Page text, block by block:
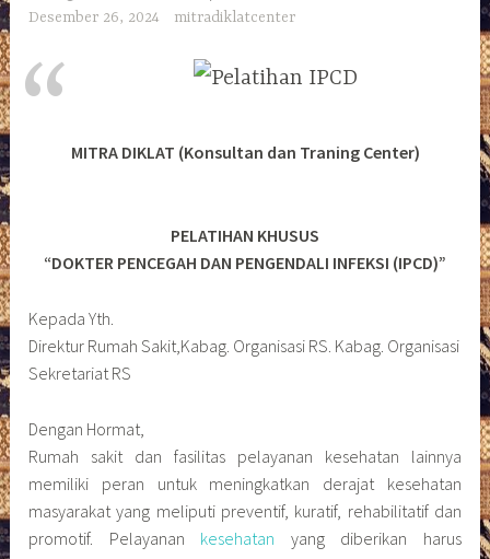
Desember 26, 2024 mitradiklatcenter
MITRA DIKLAT (Konsultan dan Traning Center)
PELATIHAN KHUSUS
“DOKTER PENCEGAH DAN PENGENDALI INFEKSI (IPCD)”
Kepada Yth.
Direktur Rumah Sakit,Kabag. Organisasi RS. Kabag. Organisasi
Sekretariat RS
Dengan Hormat,
Rumah sakit dan fasilitas pelayanan kesehatan lainnya
memiliki peran untuk meningkatkan derajat kesehatan
masyarakat yang meliputi preventif, kuratif, rehabilitatif dan
promotif. Pelayanan kesehatan yang diberikan harus